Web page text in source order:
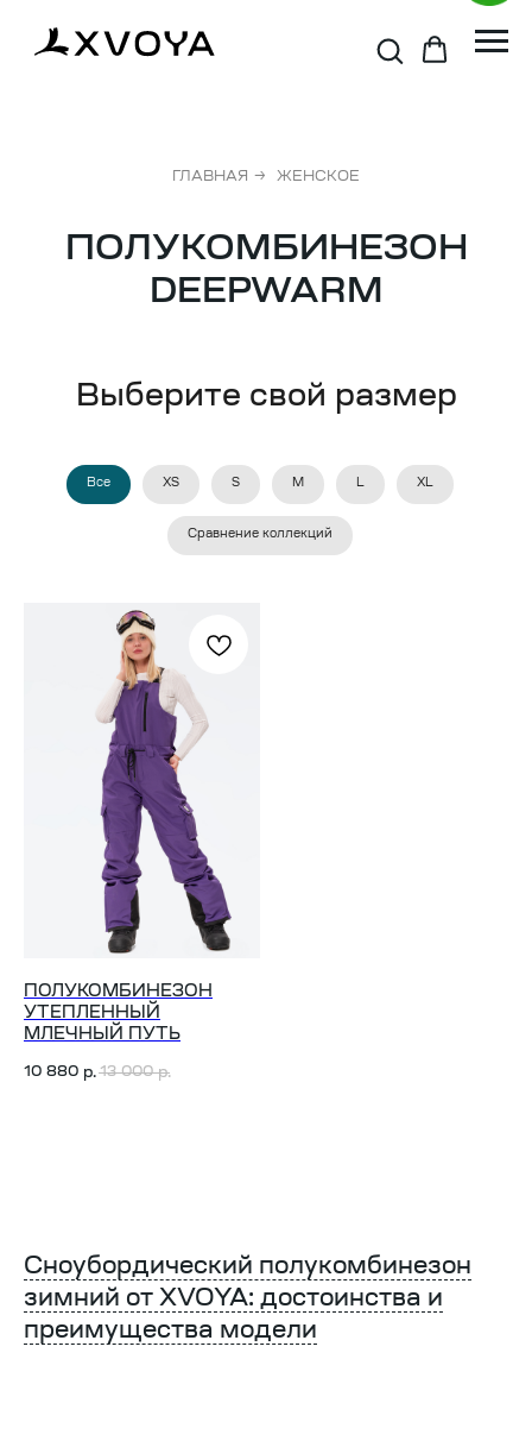
ГЛАВНАЯ → ЖЕНСКОЕ
ПОЛУКОМБИНЕЗОН
DEEPWARM
Выберите свой размер
Все XS S M L XL
Сравнение коллекций
ПОЛУКОМБИНЕЗОН
УТЕПЛЕННЫЙ
МЛЕЧНЫЙ ПУТЬ
10 880 р. 13 000 р.
Сноубордический полукомбинезон
зимний от XVOYA: достоинства и
преимущества модели